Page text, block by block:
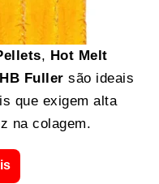
, Hot Melt
HB Fuller são ideais
que exigem alta
na colagem.